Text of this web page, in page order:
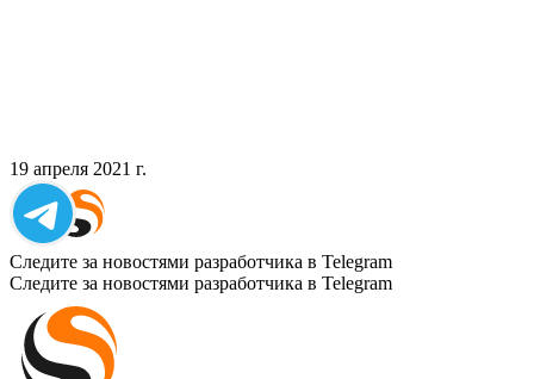
19 апреля 2021 г.
Следите за новостями разработчика в Telegram
Следите за новостями разработчика в Telegram